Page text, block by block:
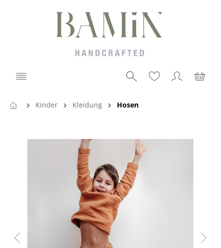
Kinder Kleidung Hosen